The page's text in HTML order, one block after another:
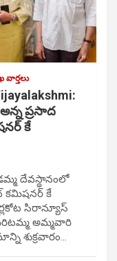
వార్తలు
ప్రసాద
కే
దేవస్థానంలో
కమిషనర్ కే
సిరాన్యూస్
అమ్మవారి
శుక్రవారం…